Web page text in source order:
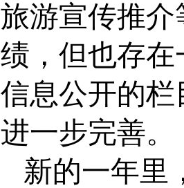
旅游宣传推介
绩，但也存
信息公开的
进一步完善。
新的一年里